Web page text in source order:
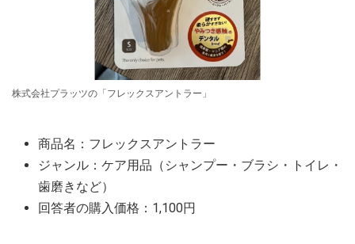
株式会社プラッツの「フレックスアントラー」
商品名：フレックスアントラー
ジャンル：ケア用品（シャンプー・ブラシ・トイレ・
歯磨きなど）
回答者の購入価格：1,100円